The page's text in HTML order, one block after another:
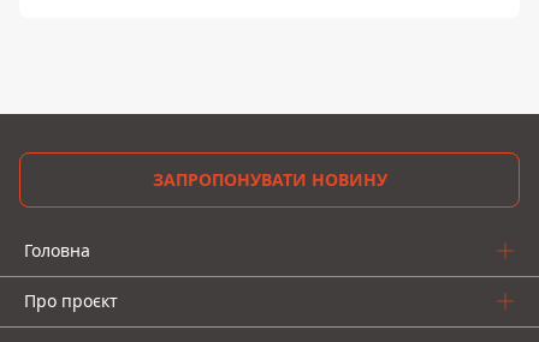
ЗАПРОПОНУВАТИ НОВИНУ
Головна
Про проєкт